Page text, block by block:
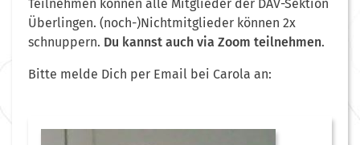
Teilnehmen können alle Mitglieder der DAV-Sektion
Überlingen. (noch-)Nichtmitglieder können 2x
schnuppern. Du kannst auch via Zoom teilnehmen.
Bitte melde Dich per Email bei Carola an: